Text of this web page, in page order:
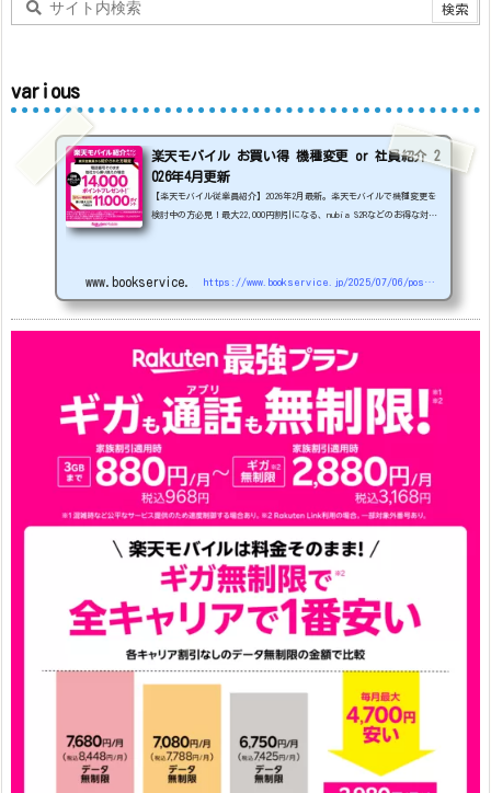
various
楽天モバイル お買い得 機種変更 or 社員紹介 2
026年4月更新
【楽天モバイル従業員紹介】2026年2月最新。楽天モバイルで機種変更を
検討中の方必見！最大22,000円割引になる、nubia S2Rなどのお得な対象
arrows We2 1円 arrows We2 Plus #1円 値
www.bookservice.jp https://www.bookservice.jp/2025/07/06/post-48181